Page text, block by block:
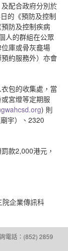
配合政府分別於
的《預防及控制
防及控制疾病
人的群組在公眾
庫或骨灰龕場
約服務外）亦會
包的收集處，當
宮燈等定期服
) 則
宇）、2320
款2,000港元，
企業傳訊科
電話：(852) 2859